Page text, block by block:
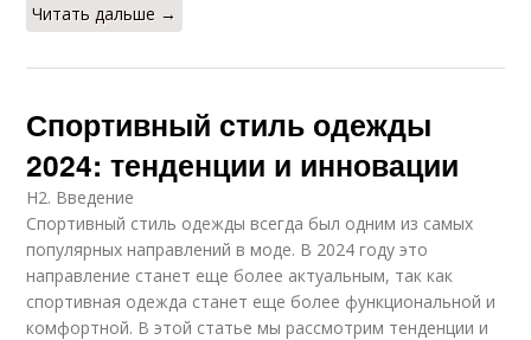
Читать дальше →
Спортивный стиль одежды
2024: тенденции и инновации
H2. Введение
Спортивный стиль одежды всегда был одним из самых
популярных направлений в моде. В 2024 году это
направление станет еще более актуальным, так как
спортивная одежда станет еще более функциональной и
комфортной. В этой статье мы рассмотрим тенденции и